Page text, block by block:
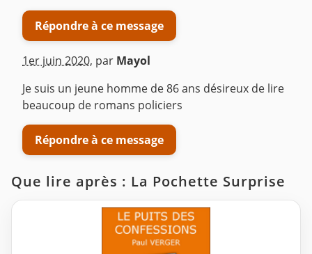
Répondre à ce message
1er juin 2020, par Mayol
Je suis un jeune homme de 86 ans désireux de lire
beaucoup de romans policiers
Répondre à ce message
Que lire après : La Pochette Surprise